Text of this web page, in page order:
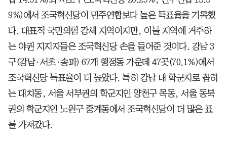
9%)에서 조국혁신당이 민주연합보다 높은 득표율을 기록했
다. 대표적 국민의힘 강세 지역이지만, 이들 지역에 거주하
는 야권 지지자들은 조국혁신당 손을 들어준 것이다. 강남 3
구(강남·서초·송파) 67개 행정동 가운데 47곳(70.1%)에서
조국혁신당 득표율이 더 높았다. 특히 강남 내 학군지로 꼽히
는 대치동, 서울 서부권의 학군지인 양천구 목동, 서울 동북
권의 학군지인 노원구 중계동에서 조국혁신당이 더 많은 표
를 가져갔다.